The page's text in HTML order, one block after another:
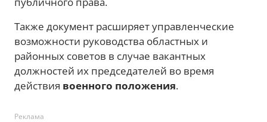
Также документ расширяет управленческие
возможности руководства областных и
районных советов в случае вакантных
должностей их председателей во время
действия военного положения.
Реклама